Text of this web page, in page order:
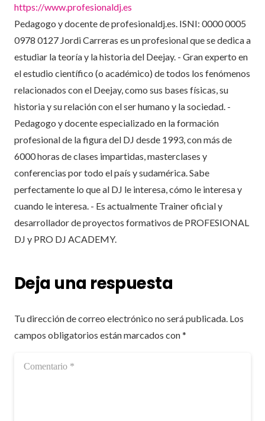
https://www.profesionaldj.es
Pedagogo y docente de profesionaldj.es. ISNI: 0000 0005
0978 0127 Jordi Carreras es un profesional que se dedica a
estudiar la teoría y la historia del Deejay. - Gran experto en
el estudio científico (o académico) de todos los fenómenos
relacionados con el Deejay, como sus bases físicas, su
historia y su relación con el ser humano y la sociedad. -
Pedagogo y docente especializado en la formación
profesional de la figura del DJ desde 1993, con más de
6000 horas de clases impartidas, masterclases y
conferencias por todo el país y sudamérica. Sabe
perfectamente lo que al DJ le interesa, cómo le interesa y
cuando le interesa. - Es actualmente Trainer oficial y
desarrollador de proyectos formativos de PROFESIONAL
DJ y PRO DJ ACADEMY.
Deja una respuesta
Tu dirección de correo electrónico no será publicada. Los
campos obligatorios están marcados con*